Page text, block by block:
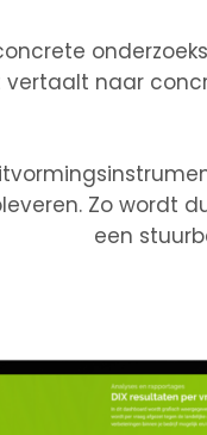
naar
Zo wordt
een